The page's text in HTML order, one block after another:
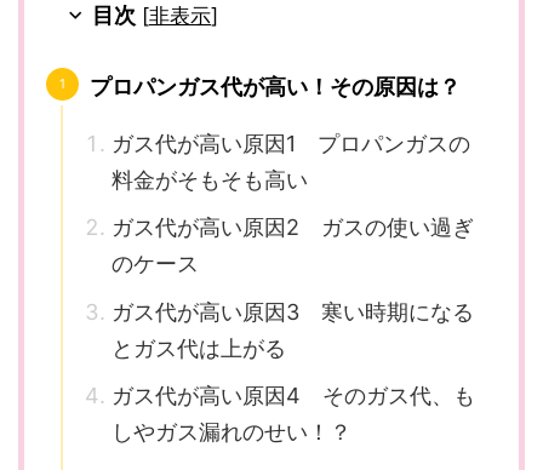
目次 [非表示]
プロパンガス代が高い！その原因は？
ガス代が高い原因1 プロパンガスの
料金がそもそも高い
ガス代が高い原因2 ガスの使い過ぎ
のケース
ガス代が高い原因3 寒い時期になる
とガス代は上がる
ガス代が高い原因4 そのガス代、も
しやガス漏れのせい！？